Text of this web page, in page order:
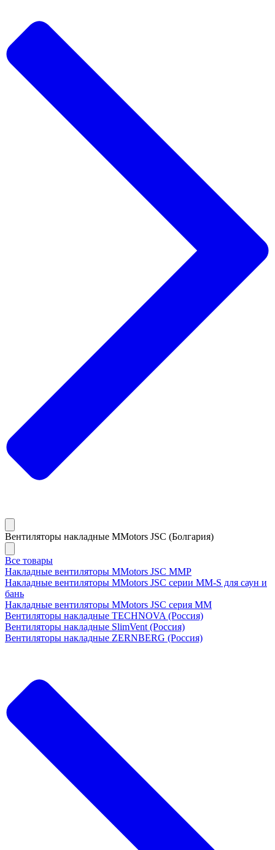
Вентиляторы накладные MMotors JSC (Болгария)
Все товары
Накладные вентиляторы MMotors JSC MMP
Накладные вентиляторы MMotors JSC серии MM-S для саун и
бань
Накладные вентиляторы MMotors JSC серия МM
Вентиляторы накладные TECHNOVA (Россия)
Вентиляторы накладные SlimVent (Россия)
Вентиляторы накладные ZERNBERG (Россия)